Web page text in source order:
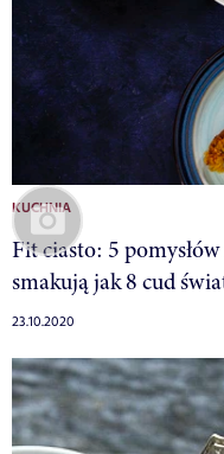
KUCHNIA
Fit ciasto: 5
smakują jak 8 cud
23.10.2020